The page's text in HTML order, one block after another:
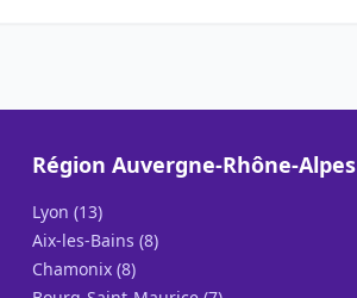
Région Auvergne-Rhône-Alpes
Lyon (13)
Aix-les-Bains (8)
Chamonix (8)